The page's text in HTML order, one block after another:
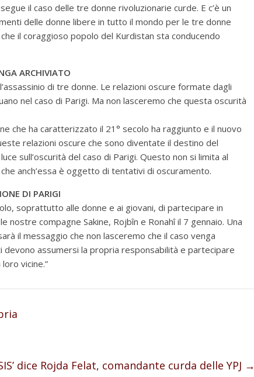
il caso delle tre donne rivoluzionarie curde. E c’è un
delle donne libere in tutto il mondo per le tre donne
il coraggioso popolo del Kurdistan sta conducendo
ARCHIVIATO
di tre donne. Le relazioni oscure formate dagli
nel caso di Parigi. Ma non lasceremo che questa oscurità
che ha caratterizzato il 21° secolo ha raggiunto e il nuovo
relazioni oscure che sono diventate il destino del
sull’oscurità del caso di Parigi. Questo non si limita al
anch’essa è oggetto di tentativi di oscuramento.
DI PARIGI
soprattutto alle donne e ai giovani, di partecipare in
compagne Sakine, Rojbîn e Ronahî il 7 gennaio. Una
il messaggio che non lasceremo che il caso venga
assumersi la propria responsabilità e partecipare
vicine.”
dice Rojda Felat, comandante curda delle YPJ →